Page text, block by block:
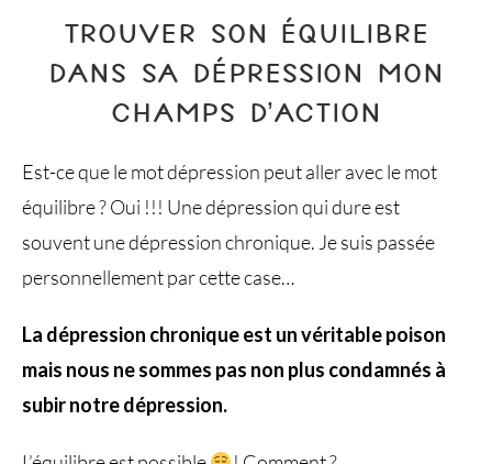
TROUVER SON ÉQUILIBRE
DANS SA DÉPRESSION MON
CHAMPS D’ACTION
Est-ce que le mot dépression peut aller avec le mot
équilibre ? Oui !!! Une dépression qui dure est
souvent une dépression chronique. Je suis passée
personnellement par cette case…
La dépression chronique est un véritable poison
mais nous ne sommes pas non plus condamnés à
subir notre dépression.